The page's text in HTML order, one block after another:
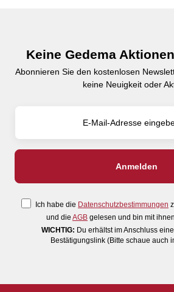
Keine Gedema
Abonnieren Sie den kostenlosen
keine Neuigkeit oder
Ich habe die Datenschutzbestimmungen
und die AGB gelesen und bin mit
WICHTIG: Du erhältst im Anschluss
Bestätigungslink (Bitte schaue auch